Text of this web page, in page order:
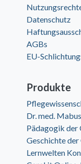
Datenschutz
AGBs
EU-
Produkte
Dr. med.
Pädagogik der
Geschichte
Lernwelten